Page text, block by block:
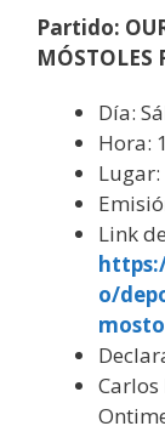
Partido:
MÓSTOLES
Día:
Hora:
Link
o/